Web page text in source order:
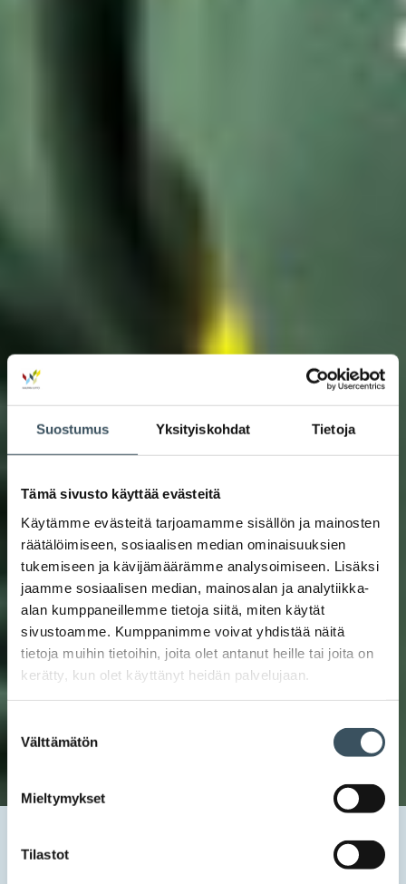
Suostumus Yksityiskohdat Tietoja
Tämä sivusto käyttää evästeitä
Käytämme evästeitä tarjoamamme sisällön ja mainosten
räätälöimiseen, sosiaalisen median ominaisuuksien
tukemiseen ja kävijämäärämme analysoimiseen. Lisäksi
jaamme sosiaalisen median, mainosalan ja analytiikka-
alan kumppaneillemme tietoja siitä, miten käytät
sivustoamme. Kumppanimme voivat yhdistää näitä
tietoja muihin tietoihin, joita olet antanut heille tai joita on
kerätty, kun olet käyttänyt heidän palvelujaan.
valinta
Välttämätön
Mieltymykset
Tilastot
HOK-Elanto kehittää monimuotoista työkulttuuriaan